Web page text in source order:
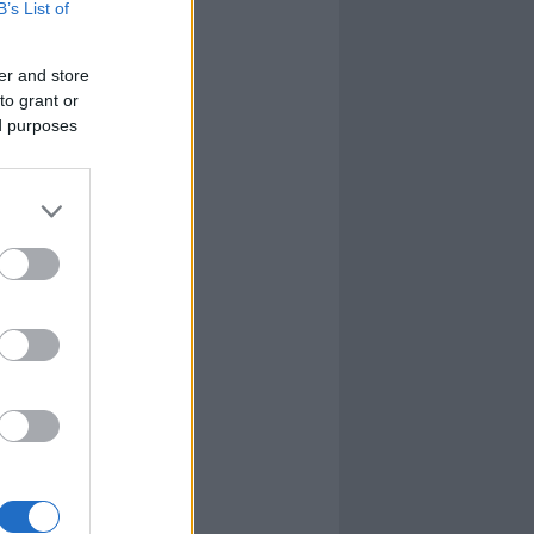
List of
and store
grant or
purposes
falunk
közt
Central
TV
Abbey
sorozat